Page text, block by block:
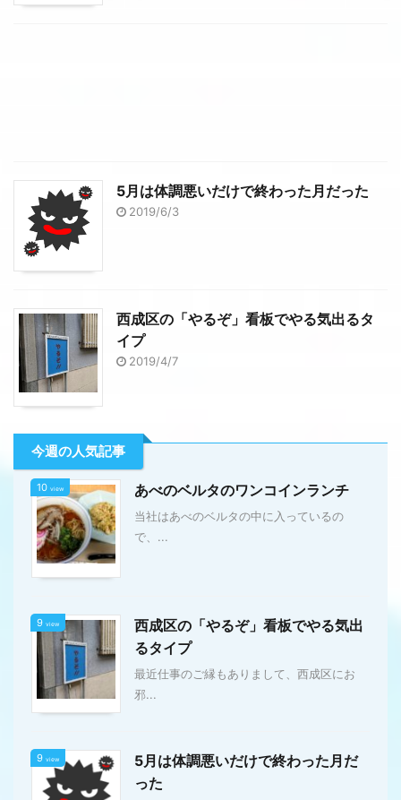
5月は体調悪いだけで終わった月だった
2019/6/3
西成区の「やるぞ」看板でやる気出るタ
イプ
2019/4/7
今週の人気記事
10 view あべのベルタのワンコインランチ
当社はあべのベルタの中に入っているの
で、...
9 view
西成区の「やるぞ」看板でやる気出
るタイプ
最近仕事のご縁もありまして、西成区にお
邪...
9 view
5月は体調悪いだけで終わった月だ
った